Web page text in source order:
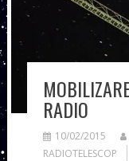
RADIO
10/02/2015
RADIOTELESCOP